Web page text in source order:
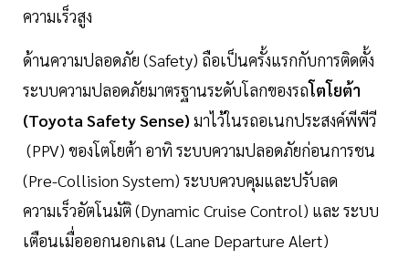
ความเร็วสูง
ด้านความปลอดภัย (Safety) ถือเป็นครั้งแรกกับการติดตั้ง
ระบบความปลอดภัยมาตรฐานระดับโลกของรถโตโยต้า
(Toyota Safety Sense) มาไว้ในรถอเนกประสงค์พีพีวี
(PPV) ของโตโยต้า อาทิ ระบบความปลอดภัยก่อนการชน
(Pre-Collision System) ระบบควบคุมและปรับลด
ความเร็วอัตโนมัติ (Dynamic Cruise Control) และ ระบบ
เตือนเมื่อออกนอกเลน (Lane Departure Alert)